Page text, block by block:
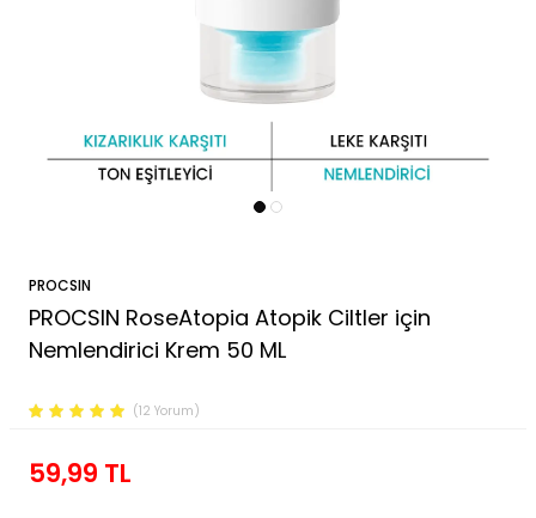
PROCSIN
PROCSIN RoseAtopia Atopik Ciltler için
Nemlendirici Krem 50 ML
(12 Yorum)
59,99 TL